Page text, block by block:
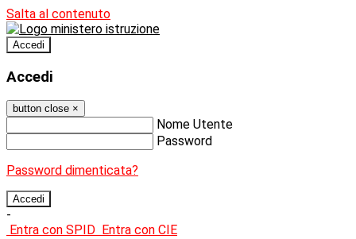
Salta al contenuto
Accedi
Accedi
button close ×
Nome Utente
Password
Password dimenticata?
-
Entra con SPID Entra con CIE